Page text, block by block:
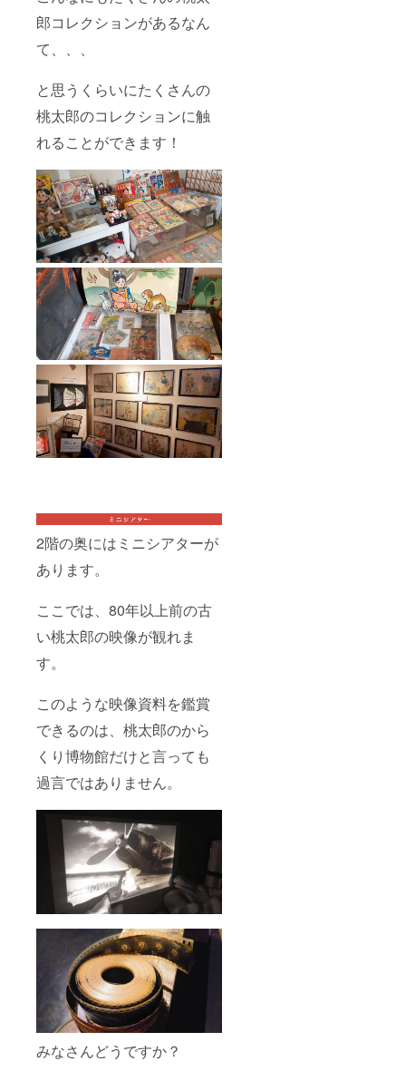
郎コレクションがあるなん
て、、、
と思うくらいにたくさんの
桃太郎のコレクションに触
れることができます！
2階の奥にはミニシアターが
あります。
ここでは、80年以上前の古
い桃太郎の映像が観れま
す。
このような映像資料を鑑賞
できるのは、桃太郎のから
くり博物館だけと言っても
過言ではありません。
みなさんどうですか？